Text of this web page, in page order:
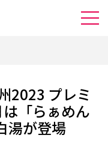
2023 プレミ
「らぁめん
湯が登場